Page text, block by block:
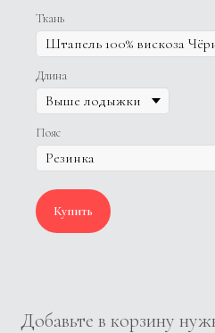
Ткань
Длина
Пояс
Купить
Добавьте в корзину